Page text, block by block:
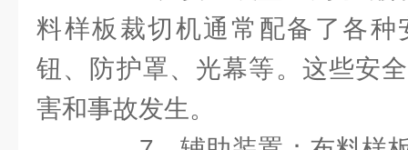
料样板裁切机通常配备了各种
钮、防护罩、光幕等。这些安
害和事故发生。